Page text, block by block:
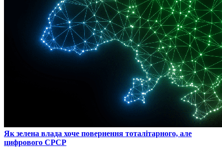
​Як зелена влада хоче повернення тоталітарного, але
цифрового СРСР